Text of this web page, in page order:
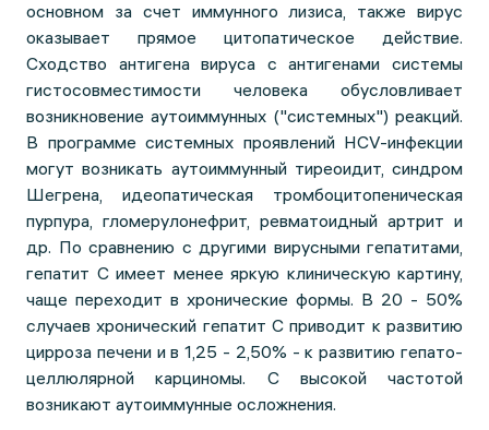
основном за счет иммунного лизиса, также вирус
оказывает прямое цитопатическое действие.
Сходство антигена вируса с антигенами системы
гистосовместимости человека обусловливает
возникновение аутоиммунных ("системных") реакций.
В программе системных проявлений HCV-инфекции
могут возникать аутоиммунный тиреоидит, синдром
Шегрена, идеопатическая тромбоцитопеническая
пурпура, гломерулонефрит, ревматоидный артрит и
др. По сравнению с другими вирусными гепатитами,
гепатит С имеет менее яркую клиническую картину,
чаще переходит в хронические формы. В 20 - 50%
случаев хронический гепатит С приводит к развитию
цирроза печени и в 1,25 - 2,50% - к развитию гепато-
целлюлярной карциномы. С высокой частотой
возникают аутоиммунные осложнения.